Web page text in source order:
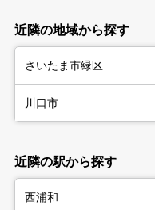
近隣の地域から探す
さいたま市緑区
川口市
近隣の駅から探す
西浦和